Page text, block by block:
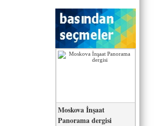
Moskova İnşaat
Panorama dergisi